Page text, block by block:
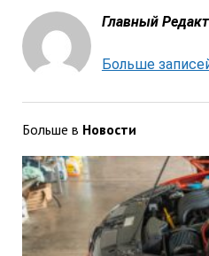
Главный
Больше
Больше в Новости